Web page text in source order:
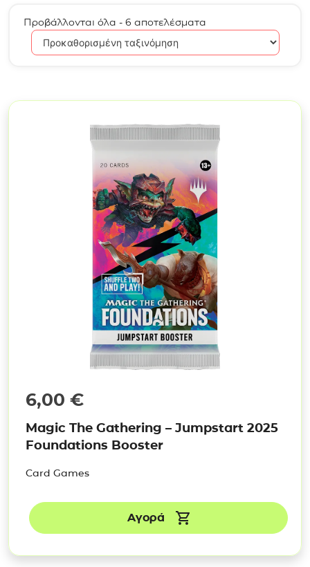
Προβάλλονται όλα - 6 αποτελέσματα
6,00 €
Magic The Gathering – Jumpstart 2025
Foundations Booster
Card Games
Αγορά